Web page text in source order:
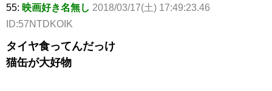
55: 映画好き名無し 2018/03/17(土) 17:49:23.46
ID:57NTDKOIK
タイヤ食ってんだっけ
猫缶が大好物